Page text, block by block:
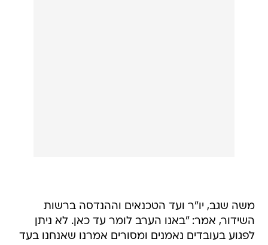
משה שגב, יו"ר ועד הטכנאים וההנדסה ברשות
השידור, אמר: "באנו הערב לומר עד כאן. לא ניתן
לפגוע בעובדים נאמנים ומסורים אמרנו שאנחנו בעד